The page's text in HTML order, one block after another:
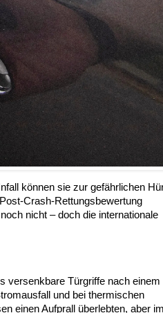
können sie zur gefährlichen
Crash-Rettungsbewertung
nicht – doch die internationale
versenkbare Türgriffe nach einem
und bei thermischen
einen Aufprall überlebten, aber